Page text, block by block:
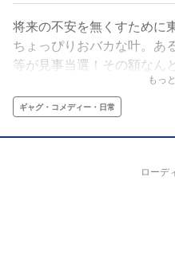
将来の不安を無くすために
ちょっぴりおバカな叶。あ
等が見事当選！その額なん
にしたプレッシャーに千
うなりゃヤケだ!!7億円を元
てやる!!!宝くじ1等当選から
ディ、開幕!!
もっ
ギャグ・コメディー・日常
ローデ